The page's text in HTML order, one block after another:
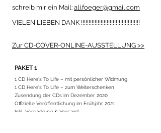
schreib mir ein Mail: ali.foeger@gmail.com
VIELEN LIEBEN DANK !!!!!!!!!!!!!!!!!!!!!!!!!!!!!!!!!!!!!!!
Zur CD-COVER-ONLINE-AUSSTELLUNG >>
PAKET 1
1 CD Here‘s To Life – mit persönlicher Widmung
1 CD Here‘s To Life – zum Weiterschenken
Zusendung der CDs im Dezember 2020
Offizielle Veröffentlichung im Frühjahr 2021
Inkl. Verpackung & Versand